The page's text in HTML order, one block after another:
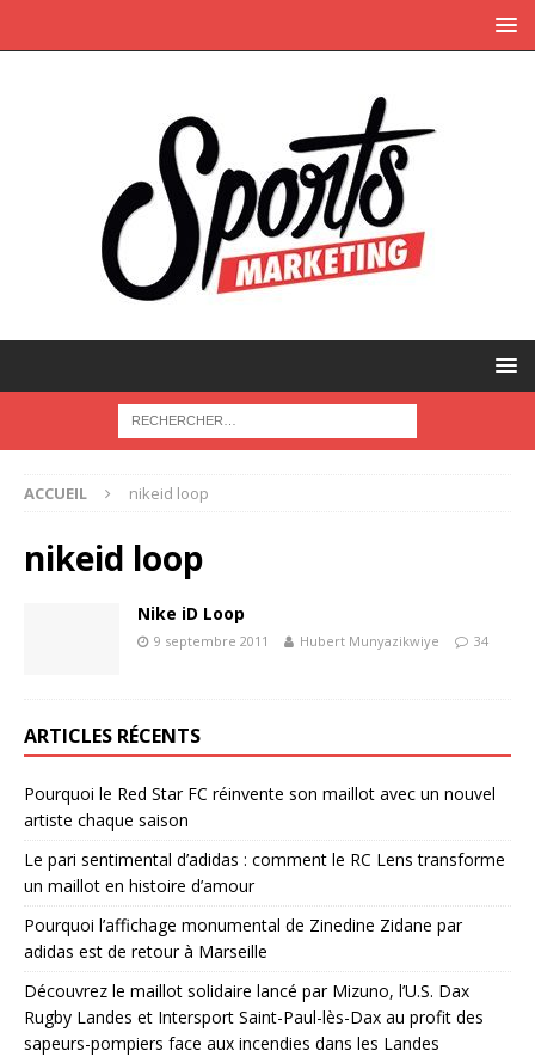
ACCUEIL nikeid loop
nikeid loop
Nike iD Loop
9 septembre 2011 Hubert Munyazikwiye 34
ARTICLES RÉCENTS
Pourquoi le Red Star FC réinvente son maillot avec un nouvel
artiste chaque saison
Le pari sentimental d’adidas : comment le RC Lens transforme
un maillot en histoire d’amour
Pourquoi l’affichage monumental de Zinedine Zidane par
adidas est de retour à Marseille
Découvrez le maillot solidaire lancé par Mizuno, l’U.S. Dax
Rugby Landes et Intersport Saint-Paul-lès-Dax au profit des
sapeurs-pompiers face aux incendies dans les Landes